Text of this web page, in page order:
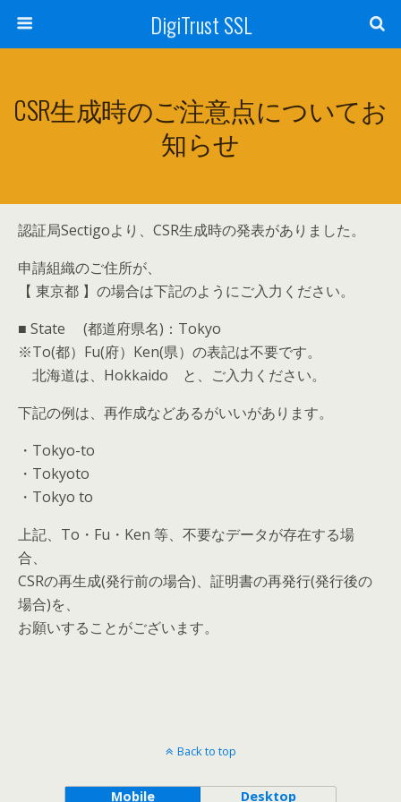
DigiTrust SSL
CSR生成時のご注意点についてお
知らせ
認証局Sectigoより、CSR生成時の発表がありました。
申請組織のご住所が、
【 東京都 】の場合は下記のようにご入力ください。
■ State (都道府県名)：Tokyo
※To(都）Fu(府）Ken(県）の表記は不要です。
北海道は、Hokkaido と、ご入力ください。
下記の例は、再作成などあるがいいがあります。
・Tokyo-to
・Tokyoto
・Tokyo to
上記、To・Fu・Ken 等、不要なデータが存在する場
合、
CSRの再生成(発行前の場合)、証明書の再発行(発行後の
場合)を、
お願いすることがございます。
Back to top
Mobile Desktop